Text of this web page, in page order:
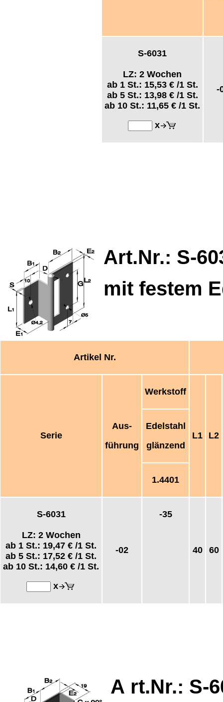
S-6031
LZ: 2 Wochen
ab 1 St.: 15,53 €/1 St.
ab 5 St.: 13,98 €/1 St.
ab 10 St.: 11,65 € /1 St.
x
-
Art.Nr.: S-
mit festem
Artikel Nr.
Serie
Aus-
führung
Werkstoff
L1 L2
Edelstahl
glänzend
1.4401
S-6031
LZ: 2 Wochen
ab 1 St.: 19,47 € /1 St.
ab 5 St.: 17,52 € /1 St.
ab 10 St.: 14,60 € /1 St.
x
-02
-35
40 60
A rt.Nr.: S-